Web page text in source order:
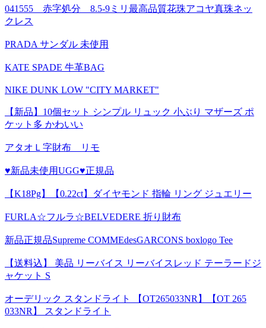
041555 赤字処分 8.5-9ミリ最高品質花珠アコヤ真珠ネッ
クレス
PRADA サンダル 未使用
KATE SPADE 牛革BAG
NIKE DUNK LOW "CITY MARKET"
【新品】10個セット シンプル リュック 小ぶり マザーズ ポ
ケット多 かわいい
アタオＬ字財布 リモ
♥新品未使用UGG♥正規品
【K18Pg】【0.22ct】ダイヤモンド 指輪 リング ジュエリー
FURLA☆フルラ☆BELVEDERE 折り財布
新品正規品Supreme COMMEdesGARCONS boxlogo Tee
【送料込】 美品 リーバイス リーバイスレッド テーラードジ
ャケット S
オーデリック スタンドライト 【OT265033NR】【OT 265
033NR】 スタンドライト